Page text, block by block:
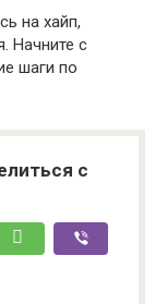
на хайп,
Начните с
шаги по
с